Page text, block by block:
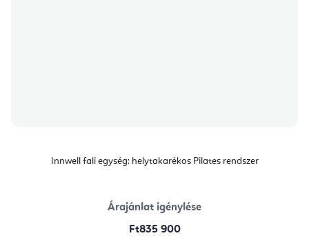
Innwell fali egység: helytakarékos Pilates rendszer
Árajánlat igénylése
Ft835 900